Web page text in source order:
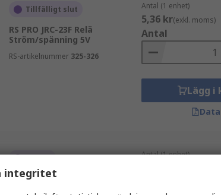
Tillfälligt slut
RS PRO JRC-23F Relä
Ström/spänning 5V
RS-artikelnummer 325-326
Antal (1 enhet)
5,36 kr(exkl. moms)
Antal
Lägg i
I lager
RS PRO MINI MCR-2-RPS-I-I-
Antal (1 enhet)
Antal
integritet